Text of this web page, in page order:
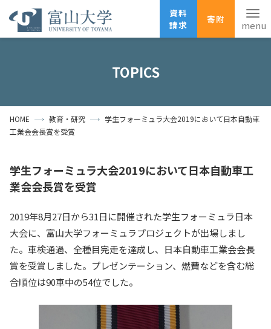
資料
請求
寄附
資料請求
寄附
広報刊行物
受験生の方 地域・一般の方 企業・研究者の方
卒業生の方
大学紹介
学部・大学院・施設
入試情報
教育・学生支援
TOPICS
HOME 教育・研究
学生フォーミュラ大会2019において日本自動車
工業会会長賞を受賞
学生フォーミュラ大会2019において日本自動車工
業会会長賞を受賞
2019年8月27日から31日に開催された学生フォーミュラ日本
大会に、富山大学フォーミュラプロジェクトが出場しまし
た。車検通過、全種目完走を達成し、日本自動車工業会会長
賞を受賞しました。プレゼンテーション、燃費などを含む総
合順位は90車中の54位でした。